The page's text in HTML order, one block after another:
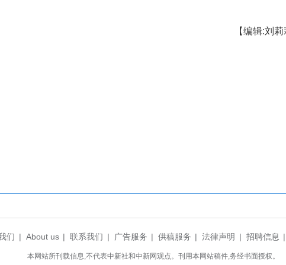
可持续的关爱服务新模式，推动志愿服务从“阶段性活